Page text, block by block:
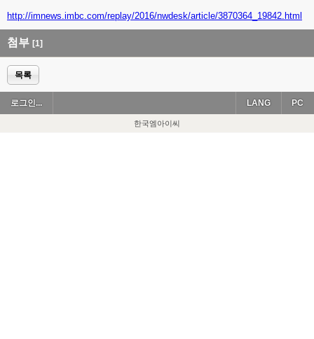
http://imnews.imbc.com/replay/2016/nwdesk/article/3870364_19842.html
첨부 [1]
목록
로그인... PC
LANG
한국엠아이씨